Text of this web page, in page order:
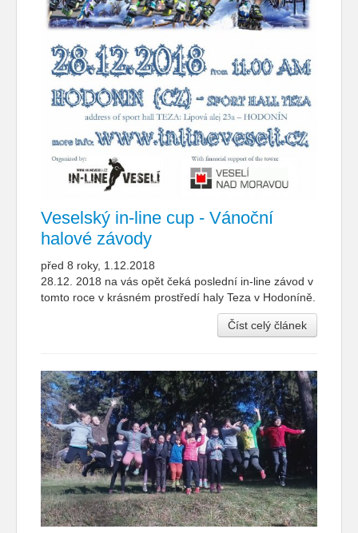
Veselský in-line cup - Vánoční
halové závody
před 8 roky, 1.12.2018
28.12. 2018 na vás opět čeká poslední in-line závod v
tomto roce v krásném prostředí haly Teza v Hodoníně.
Číst celý článek